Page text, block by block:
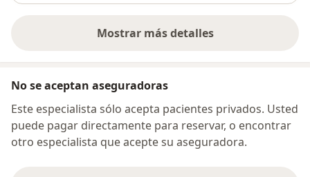
Mostrar más detalles
sobre la dirección
No se aceptan aseguradoras
Este especialista sólo acepta pacientes privados. Usted
puede pagar directamente para reservar, o encontrar
otro especialista que acepte su aseguradora.